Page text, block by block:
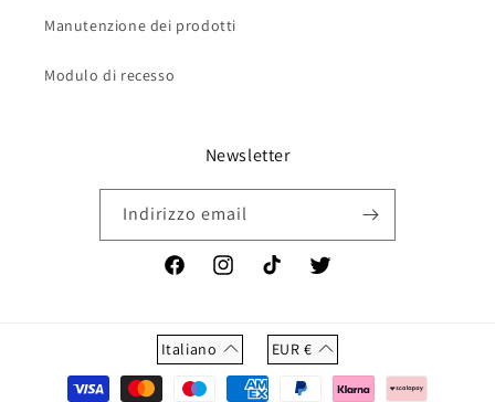
Manutenzione dei prodotti
Modulo di recesso
Newsletter
Indirizzo email
FacebookInstagramTikTok Twitter
Italiano EUR €
Metodi